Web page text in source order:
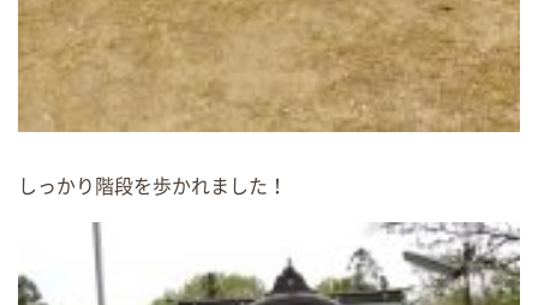
しっかり階段を歩かれました！